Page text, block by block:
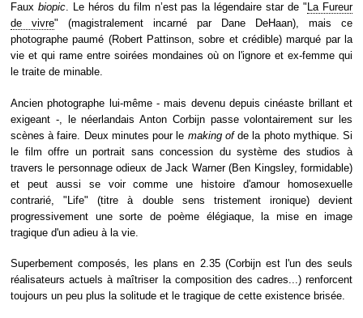
Faux biopic. Le héros du film n’est pas la légendaire star de " La Fureur
de vivre" (magistralement incarné par Dane DeHaan), mais ce
photographe paumé (Robert Pattinson, sobre et crédible) marqué par la
vie et qui rame entre soirées mondaines où on l'ignore et ex-femme qui
le traite de minable.
Ancien photographe lui-même - mais devenu depuis cinéaste brillant et
exigeant -, le néerlandais Anton Corbijn passe volontairement sur les
scènes à faire. Deux minutes pour le making ofde la photo mythique. Si
le film offre un portrait sans concession du système des studios à
travers le personnage odieux de Jack Warner (Ben Kingsley, formidable)
et peut aussi se voir comme une histoire d'amour homosexuelle
contrarié, "Life" (titre à double sens tristement ironique) devient
progressivement une sorte de poème élégiaque, la mise en image
tragique d'un adieu à la vie.
Superbement composés, les plans en 2.35 (Corbijn est l'un des seuls
réalisateurs actuels à maîtriser la composition des cadres...) renforcent
toujours un peu plus la solitude et le tragique de cette existence brisée.